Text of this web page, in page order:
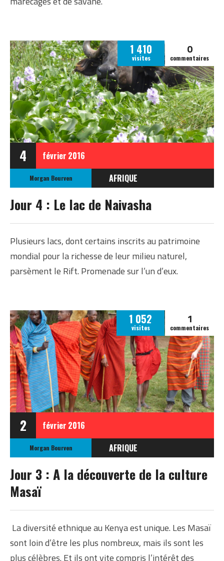
4 février 2016
1 410
visites
0
commentaires
Morgan Bourven
AFRIQUE
KENYA
Jour 4 : Le lac de Naivasha
Plusieurs lacs, dont certains inscrits au patrimoine
mondial pour la richesse de leur milieu naturel,
parsèment le Rift. Promenade sur l’un d’eux.
2 février 2016
1 052
visites
1
commentaires
Morgan Bourven
AFRIQUE
KENYA
Jour 3 : A la découverte de la culture
Masaï
La diversité ethnique au Kenya est unique. Les Masaï
sont loin d’être les plus nombreux, mais ils sont les
plus célèbres. Et ils ont vite compris l’intérêt des